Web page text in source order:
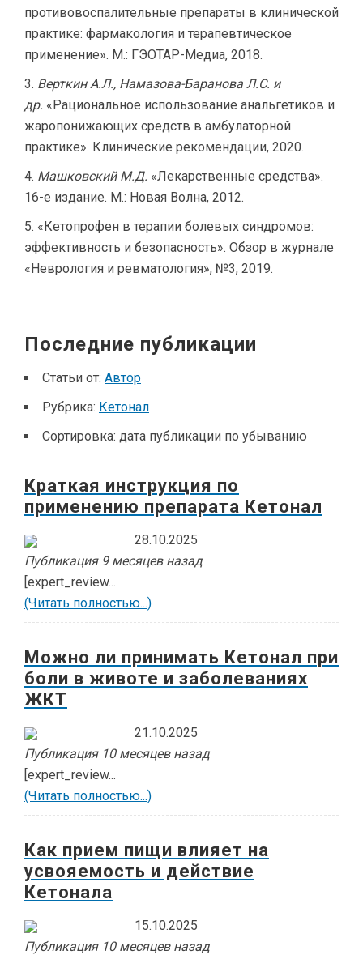
противовоспалительные препараты в клинической
практике: фармакология и терапевтическое
применение». М.: ГЭОТАР-Медиа, 2018.
Верткин А.Л., Намазова-Баранова Л.С. и
др. «Рациональное использование анальгетиков и
жаропонижающих средств в амбулаторной
практике». Клинические рекомендации, 2020.
Машковский М.Д. «Лекарственные средства».
16-е издание. М.: Новая Волна, 2012.
«Кетопрофен в терапии болевых синдромов:
эффективность и безопасность». Обзор в журнале
«Неврология и ревматология», №3, 2019.
Последние публикации
Статьи от: Автор
Рубрика: Кетонал
Сортировка: дата публикации по убыванию
Краткая инструкция по
применению препарата Кетонал
28.10.2025
Публикация 9 месяцев назад
[expert_review...
(Читать полностью...)
Можно ли принимать Кетонал при
боли в животе и заболеваниях
ЖКТ
21.10.2025
Публикация 10 месяцев назад
[expert_review...
(Читать полностью...)
Как прием пищи влияет на
усвояемость и действие
Кетонала
15.10.2025
Публикация 10 месяцев назад